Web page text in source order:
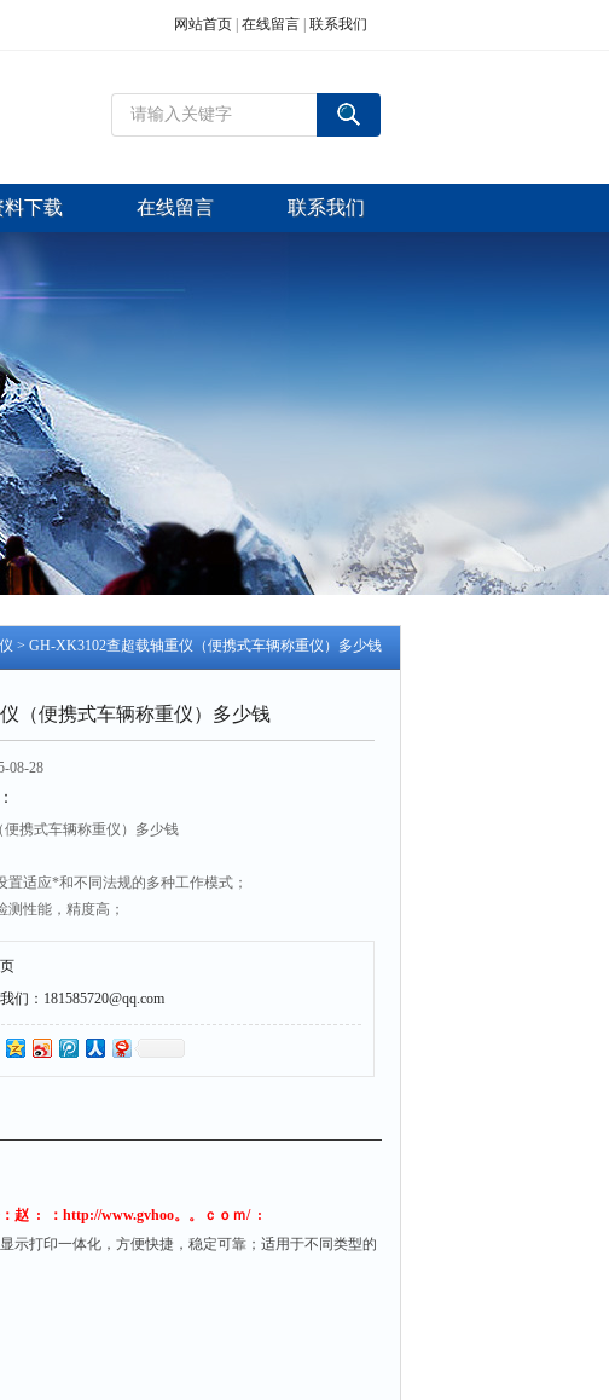
网站首页 在线留言 联系我们
料下载 在线留言 联系我们
> GH-XK3102查超载轴重仪（便携式车辆称重仪）多少钱
（便携式车辆称重仪）多少钱
08-28
便携式车辆称重仪）多少钱
适应*和不同法规的多种工作模式；
性能，精度高；
打印，用户界面友好；
包含省、市名的完整车号；
机，打印完备的检测凭单；
们：181585720@qq.com
赵 : ：http://www.gvhoo。。ｃｏｍ/ :
示打印一体化，方便快捷，稳定可靠；适用于不同类型的